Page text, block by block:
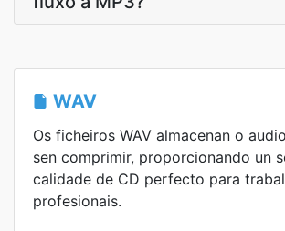
WAV
Os ficheiros WAV almacenan o
sen comprimir, proporcionando un
calidade de CD perfecto para
profesionais.